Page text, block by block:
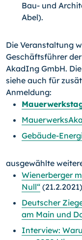
Bau- und
Abel).
Die Veranstaltung
Geschäftsführer
AkadIng GmbH.
siehe auch für
Anmeldung:
Gebäude-
ausgewählte
Wienerberger
Null“ (21.2.2021)
Deutscher
am Main und
Interview: